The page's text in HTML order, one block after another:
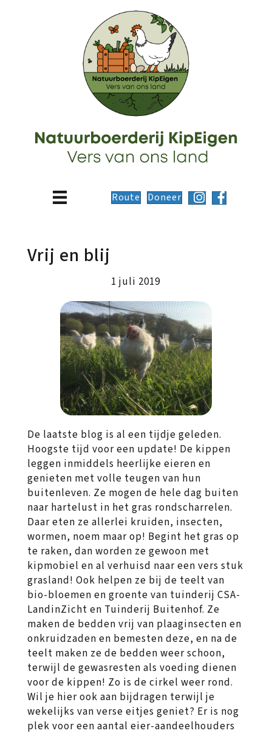
Route Doneer
Vrij en blij
1 juli 2019
De laatste blog is al een tijdje geleden.
Hoogste tijd voor een update! De kippen
leggen inmiddels heerlijke eieren en
genieten met volle teugen van hun
buitenleven. Ze mogen de hele dag buiten
naar hartelust in het gras rondscharrelen.
Daar eten ze allerlei kruiden, insecten,
wormen, noem maar op! Begint het gras op
te raken, dan worden ze gewoon met
kipmobiel en al verhuisd naar een vers stuk
grasland! Ook helpen ze bij de teelt van
bio-bloemen en groente van tuinderij CSA-
LandinZicht en Tuinderij Buitenhof. Ze
maken de bedden vrij van plaaginsecten en
onkruidzaden en bemesten deze, en na de
teelt maken ze de bedden weer schoon,
terwijl de gewasresten als voeding dienen
voor de kippen! Zo is de cirkel weer rond.
Wil je hier ook aan bijdragen terwijl je
wekelijks van verse eitjes geniet? Er is nog
plek voor een aantal eier-aandeelhouders